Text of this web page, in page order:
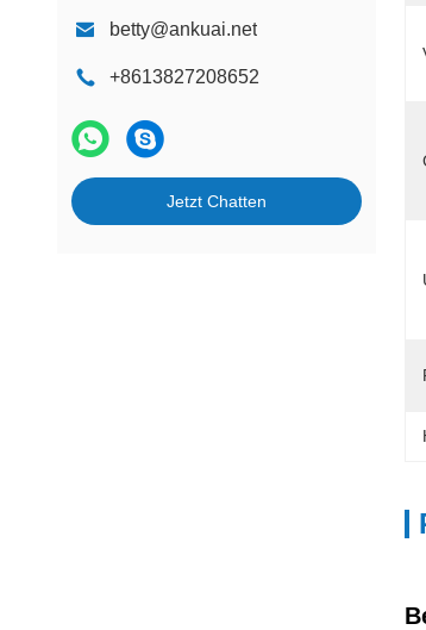
betty@ankuai.net
+8613827208652
Jetzt Chatten